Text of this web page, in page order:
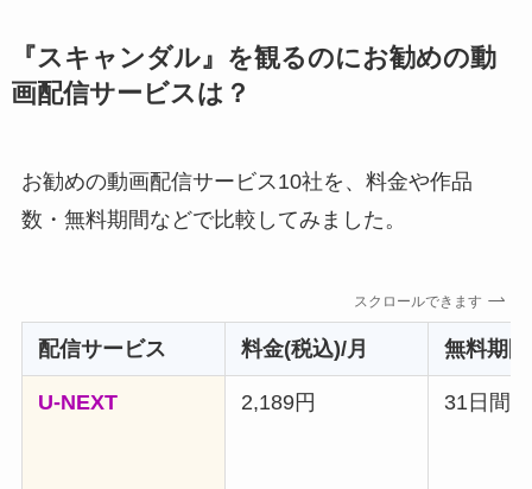
『スキャンダル』を観るのにお勧めの動
画配信サービスは？
お勧めの動画配信サービス10社を、料金や作品
数・無料期間などで比較してみました。
スクロールできます
配信サービス 料金(税込)/月 無料期間
U-NEXT 2,189円 31日間